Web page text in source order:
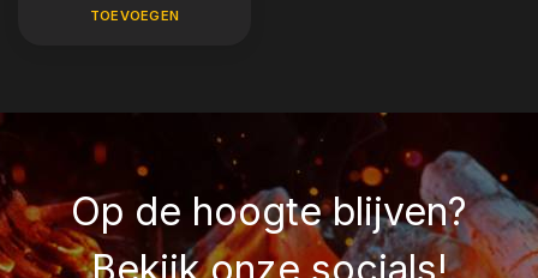
TOEVOEGEN
Op de hoogte blijven?